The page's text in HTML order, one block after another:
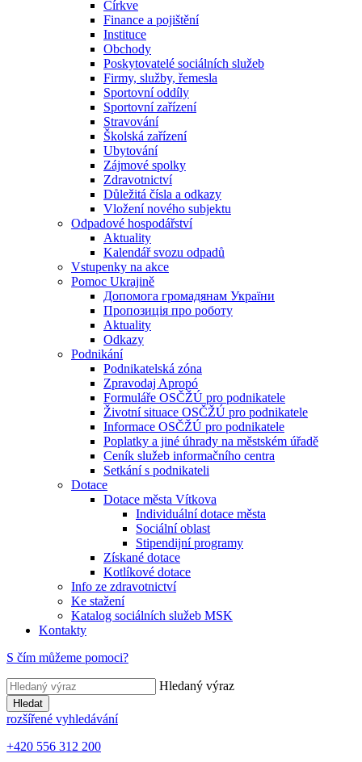
Církve
Finance a pojištění
Instituce
Obchody
Poskytovatelé sociálních služeb
Firmy, služby, řemesla
Sportovní oddíly
Sportovní zařízení
Stravování
Školská zařízení
Ubytování
Zájmové spolky
Zdravotnictví
Důležitá čísla a odkazy
Vložení nového subjektu
Odpadové hospodářství
Aktuality
Kalendář svozu odpadů
Vstupenky na akce
Pomoc Ukrajině
Допомога громадянам України
Пропозиція про роботу
Aktuality
Odkazy
Podnikání
Podnikatelská zóna
Zpravodaj Apropó
Formuláře OSČŽÚ pro podnikatele
Životní situace OSČŽÚ pro podnikatele
Informace OSČŽÚ pro podnikatele
Poplatky a jiné úhrady na městském úřadě
Ceník služeb informačního centra
Setkání s podnikateli
Dotace
Dotace města Vítkova
Individuální dotace města
Sociální oblast
Stipendijní programy
Získané dotace
Kotlíkové dotace
Info ze zdravotnictví
Ke stažení
Katalog sociálních služeb MSK
Kontakty
S čím můžeme pomoci?
Hledaný výraz
Hledat
rozšířené vyhledávání
+420 556 312 200